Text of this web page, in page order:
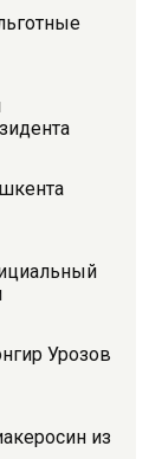
Урозов
из